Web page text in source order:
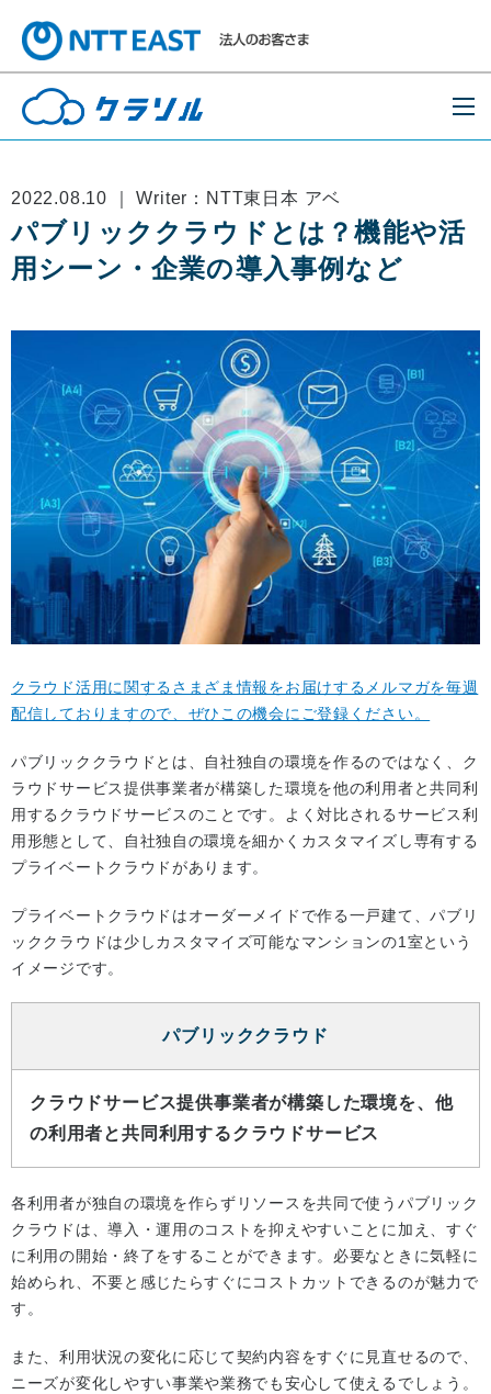
2022.08.10 ｜ Writer：NTT東日本 アベ
パブリッククラウドとは？機能や活
用シーン・企業の導入事例など
クラウド活用に関するさまざま情報をお届けするメルマガを毎週
配信しておりますので、ぜひこの機会にご登録ください。
パブリッククラウドとは、自社独自の環境を作るのではなく、ク
ラウドサービス提供事業者が構築した環境を他の利用者と共同利
用するクラウドサービスのことです。よく対比されるサービス利
用形態として、自社独自の環境を細かくカスタマイズし専有する
プライベートクラウドがあります。
プライベートクラウドはオーダーメイドで作る一戸建て、パブリ
ッククラウドは少しカスタマイズ可能なマンションの1室という
イメージです。
パブリッククラウド
クラウドサービス提供事業者が構築した環境を、他
の利用者と共同利用するクラウドサービス
各利用者が独自の環境を作らずリソースを共同で使うパブリック
クラウドは、導入・運用のコストを抑えやすいことに加え、すぐ
に利用の開始・終了をすることができます。必要なときに気軽に
始められ、不要と感じたらすぐにコストカットできるのが魅力で
す。
また、利用状況の変化に応じて契約内容をすぐに見直せるので、
ニーズが変化しやすい事業や業務でも安心して使えるでしょう。